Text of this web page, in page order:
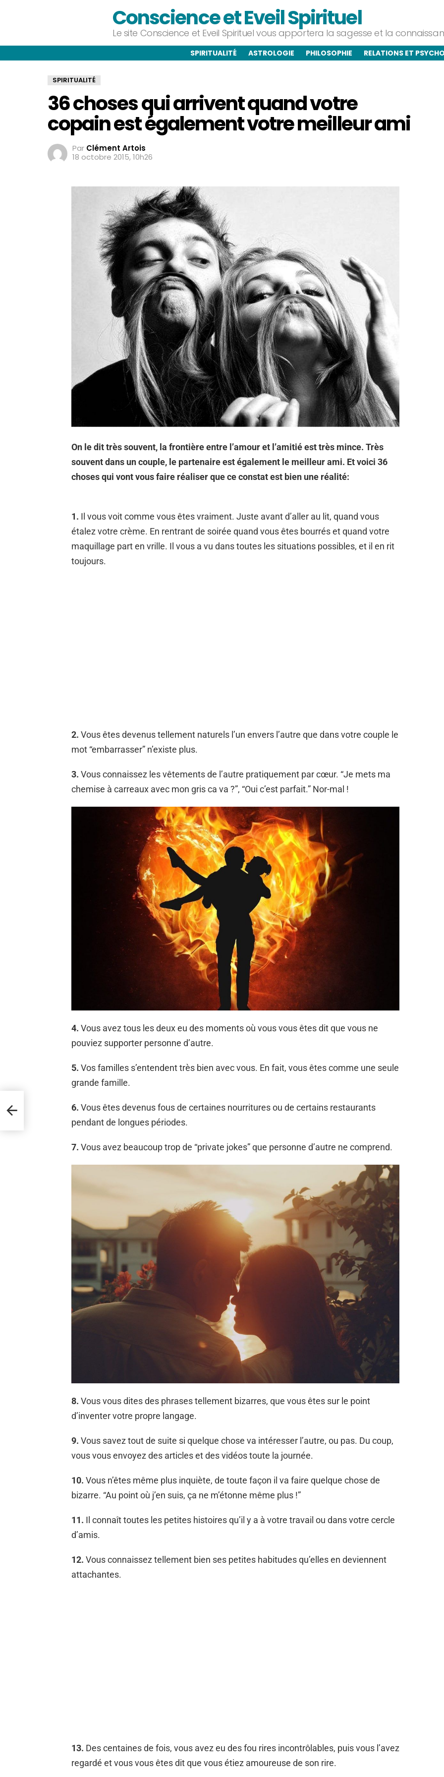
Conscience et Eveil Spirituel
Le site Conscience et Eveil Spirituel vous apportera la sagesse et la
SPIRITUALITÉ ASTROLOGIE PHILOSOPHIE RELATIONS ET
SPIRITUALITÉ
36 choses qui arrivent quand votre
copain est également votre meilleur ami
Par Clément Artois
18 octobre 2015, 10h26
On le dit très souvent, la frontière entre l’amour et l’amitié est très mince. Très
souvent dans un couple, le partenaire est également le meilleur ami. Et voici 36
choses qui vont vous faire réaliser que ce constat est bien une réalité:
1. Il vous voit comme vous êtes vraiment. Juste avant d’aller au lit, quand vous
étalez votre crème. En rentrant de soirée quand vous êtes bourrés et quand votre
maquillage part en vrille. Il vous a vu dans toutes les situations possibles, et il en rit
toujours.
2. Vous êtes devenus tellement naturels l’un envers l’autre que dans votre couple le
mot “embarrasser” n’existe plus.
3. Vous connaissez les vêtements de l’autre pratiquement par cœur. “Je mets ma
chemise à carreaux avec mon gris ca va ?”, “Oui c’est parfait.” Nor-mal !
4. Vous avez tous les deux eu des moments où vous vous êtes dit que vous ne
pouviez supporter personne d’autre.
5. Vos familles s’entendent très bien avec vous. En fait, vous êtes comme une seule
grande famille.
6. Vous êtes devenus fous de certaines nourritures ou de certains restaurants
pendant de longues périodes.
7. Vous avez beaucoup trop de “private jokes” que personne d’autre ne comprend.
8. Vous vous dites des phrases tellement bizarres, que vous êtes sur le point
d’inventer votre propre langage.
9. Vous savez tout de suite si quelque chose va intéresser l’autre, ou pas. Du coup,
vous vous envoyez des articles et des vidéos toute la journée.
10. Vous n’êtes même plus inquiète, de toute façon il va faire quelque chose de
bizarre. “Au point où j’en suis, ça ne m’étonne même plus !”
11. Il connaît toutes les petites histoires qu’il y a à votre travail ou dans votre cercle
d’amis.
12. Vous connaissez tellement bien ses petites habitudes qu’elles en deviennent
attachantes.
13. Des centaines de fois, vous avez eu des fou rires incontrôlables, puis vous l’avez
regardé et vous vous êtes dit que vous étiez amoureuse de son rire.